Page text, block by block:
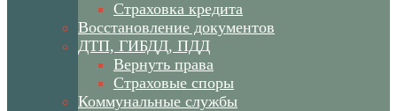
Страховка кредита
Восстановление документов
ДТП, ГИБДД, ПДД
Вернуть права
Страховые споры
Коммунальные службы